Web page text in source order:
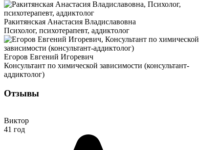
Ракитянская Анастасия Владиславовна
Психолог, психотерапевт, аддиктолог
Егоров Евгений Игоревич
Консультант по химической зависимости (консультант-
аддиктолог)
Отзывы
Виктор
41 год